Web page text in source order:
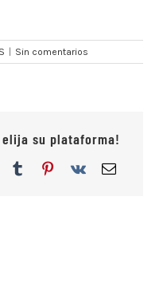
| Sin comentarios
su plataforma!
TumblrPinterest
Vk
Correo